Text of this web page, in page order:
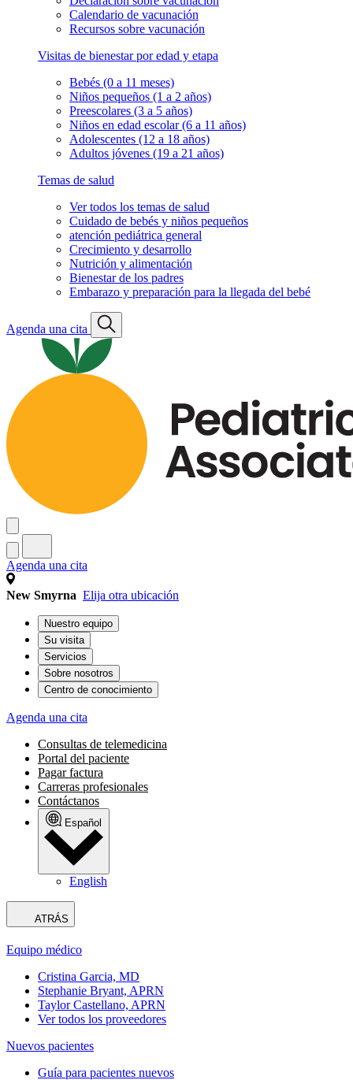
Calendario de vacunación
Recursos sobre vacunación
Visitas de bienestar por edad y etapa
Bebés (0 a 11 meses)
Niños pequeños (1 a 2 años)
Preescolares (3 a 5 años)
Niños en edad escolar (6 a 11 años)
Adolescentes (12 a 18 años)
Adultos jóvenes (19 a 21 años)
Temas de salud
Ver todos los temas de salud
Cuidado de bebés y niños pequeños
atención pediátrica general
Crecimiento y desarrollo
Nutrición y alimentación
Bienestar de los padres
Embarazo y preparación para la llegada del bebé
Agenda una cita
Agenda una cita
New Smyrna Elija otra ubicación
Nuestro equipo
Su visita
Servicios
Sobre nosotros
Centro de conocimiento
Agenda una cita
Consultas de telemedicina
Portal del paciente
Pagar factura
Carreras profesionales
Contáctanos
Español
English
ATRÁS
Equipo médico
Cristina Garcia, MD
Stephanie Bryant, APRN
Taylor Castellano, APRN
Ver todos los proveedores
Nuevos pacientes
Guía para pacientes nuevos